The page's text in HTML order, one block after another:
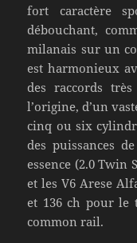
fort caractère
débouchant,
milanais sur un
est harmonieux
des raccords
l’origine, d’un
cinq ou six
des puissances
essence (2.0 Twin
et les V6 Arese
et 136 ch pour le
common rail.